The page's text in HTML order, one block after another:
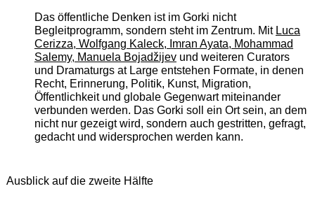
Das öffentliche Denken ist im Gorki nicht
Begleitprogramm, sondern steht im Zentrum. Mit Luca
Cerizza, Wolfgang Kaleck, Imran Ayata, Mohammad
Salemy, Manuela Bojadžijevund weiteren Curators
und Dramaturgs at Large entstehen Formate, in denen
Recht, Erinnerung, Politik, Kunst, Migration,
Öffentlichkeit und globale Gegenwart miteinander
verbunden werden. Das Gorki soll ein Ort sein, an dem
nicht nur gezeigt wird, sondern auch gestritten, gefragt,
gedacht und widersprochen werden kann.
Ausblick auf die zweite Hälfte